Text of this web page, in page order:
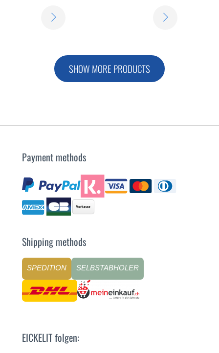
SHOW MORE PRODUCTS
Payment methods
Shipping methods
SPEDITION SELBSTABHOLER
EICKELIT folgen: